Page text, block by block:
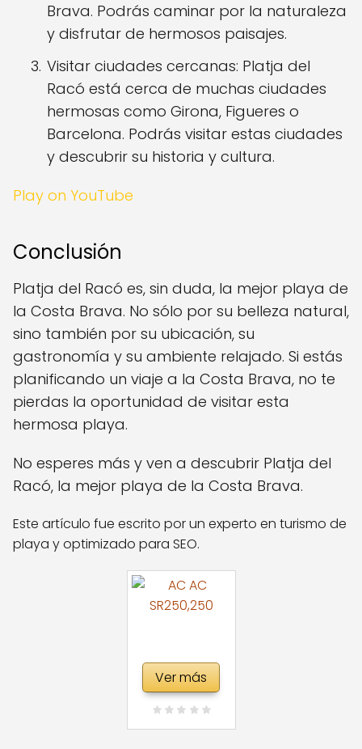
Brava. Podrás caminar por la naturaleza
y disfrutar de hermosos paisajes.
Visitar ciudades cercanas: Platja del
Racó está cerca de muchas ciudades
hermosas como Girona, Figueres o
Barcelona. Podrás visitar estas ciudades
y descubrir su historia y cultura.
Play on YouTube
Conclusión
Platja del Racó es, sin duda, la mejor playa de
la Costa Brava. No sólo por su belleza natural,
sino también por su ubicación, su
gastronomía y su ambiente relajado. Si estás
planificando un viaje a la Costa Brava, no te
pierdas la oportunidad de visitar esta
hermosa playa.
No esperes más y ven a descubrir Platja del
Racó, la mejor playa de la Costa Brava.
Este artículo fue escrito por un experto en turismo de
playa y optimizado para SEO.
Ver más